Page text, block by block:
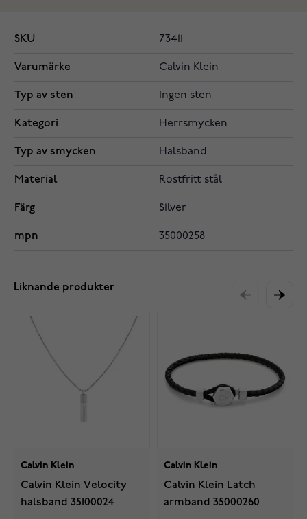
SKU 73411
Varumärke Calvin Klein
Typ av sten Ingen sten
Kategori Herrsmycken
Typ av smycken Halsband
Material Rostfritt stål
Färg Silver
mpn 35000258
Liknande produkter
Calvin Klein
Calvin Klein Velocity
halsband 35100024
Calvin Klein
Calvin Klein Latch
armband 35000260